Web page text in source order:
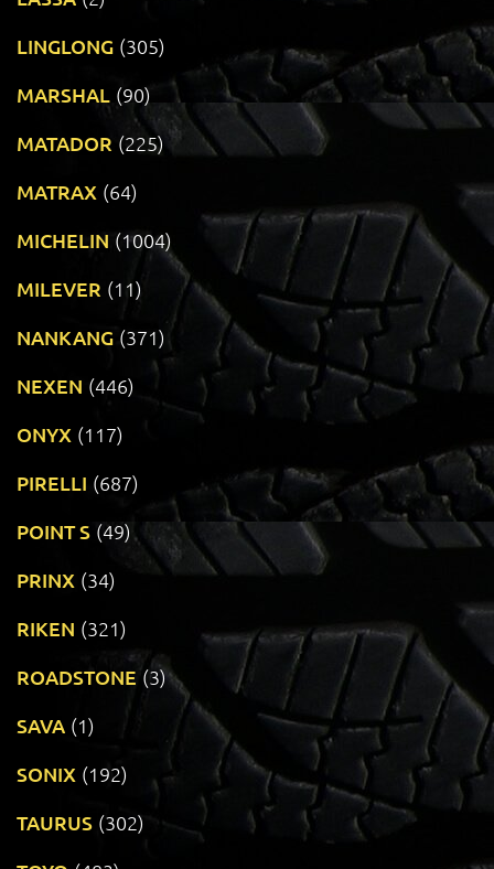
LINGLONG (305)
MARSHAL (90)
MATADOR (225)
MATRAX (64)
MICHELIN (1004)
MILEVER (11)
NANKANG (371)
NEXEN (446)
ONYX (117)
PIRELLI (687)
POINT S (49)
PRINX (34)
RIKEN (321)
ROADSTONE (3)
SAVA (1)
SONIX (192)
TAURUS (302)